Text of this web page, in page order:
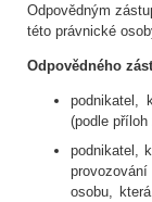
Odpovědným
této právnické
Odpovědného
podnikatel,
(podle
podnikatel,
osobu,